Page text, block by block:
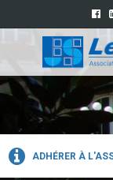
ADHÉRER À